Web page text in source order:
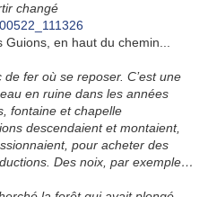
changé
en haut du chemin...
fer où se reposer. C’est une
en ruine dans les années
fontaine et chapelle
descendaient et montaient,
pour acheter des
Des noix, par exemple…